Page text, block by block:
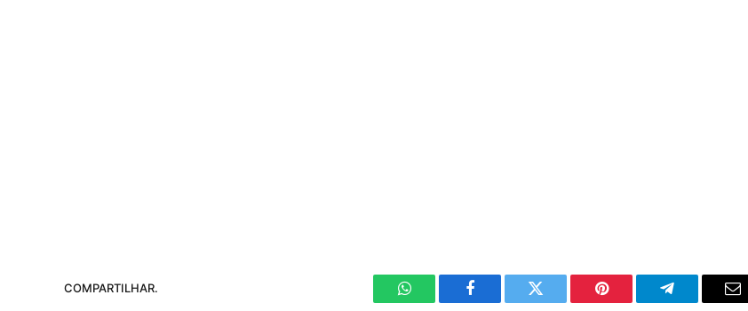
COMPARTILHAR.
WhatsAppFacebook Twitter Pinterest TelegramaE-